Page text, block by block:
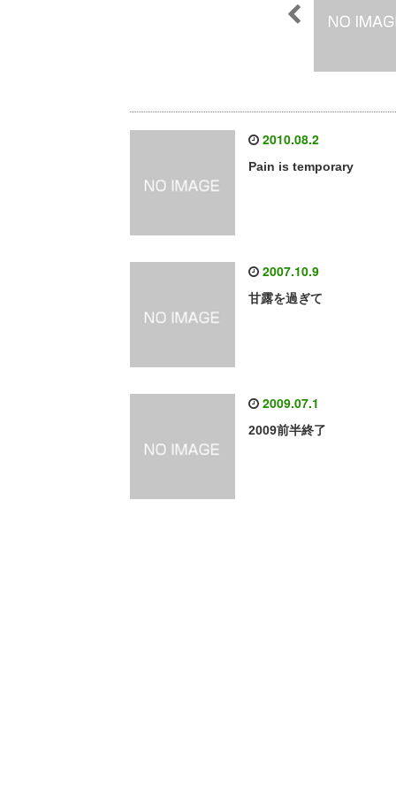
2010.08.2
Pain is temporary
2007.10.9
甘露を過ぎて
2009.07.1
2009前半終了